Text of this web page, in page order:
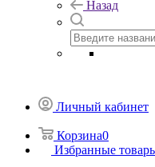
Назад
Личный кабинет
Корзина0
Избранные